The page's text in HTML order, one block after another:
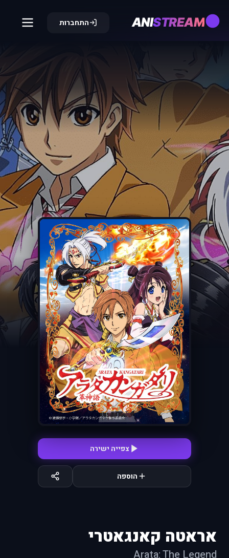
ANISTREAM התחברות
צפייה ישירה
הוספה
אראטה קאנגאטרי
Arata: The Legend